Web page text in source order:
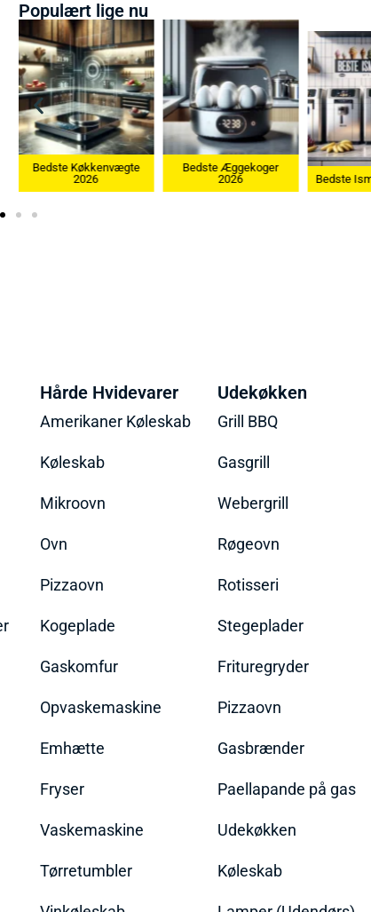
Populært lige nu
Bedste Køkkenvægte
2026
Bedste Æggekoger
2026
Bedste
Hårde Hvidevarer
Amerikaner Køleskab
Køleskab
Mikroovn
Ovn
Pizzaovn
Kogeplade
Gaskomfur
Opvaskemaskine
Emhætte
Fryser
Vaskemaskine
Tørretumbler
Udekøkken
Grill BBQ
Gasgrill
Webergrill
Røgeovn
Rotisseri
Stegeplader
Frituregryder
Pizzaovn
Gasbrænder
Paellapande på gas
Udekøkken
Køleskab